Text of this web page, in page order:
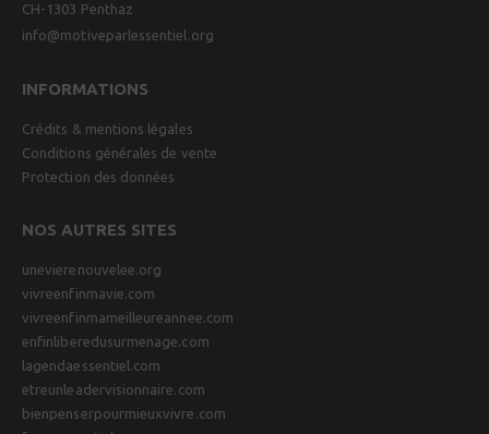
CH-1303 Penthaz
info@motiveparlessentiel.org
INFORMATIONS
Crédits & mentions légales
Conditions générales de vente
Protection des données
NOS AUTRES SITES
unevierenouvelee.org
vivreenfinmavie.com
vivreenfinmameilleureannee.com
enfinliberedusurmenage.com
lagendaessentiel.com
etreunleadervisionnaire.com
bienpenserpourmieuxvivre.com